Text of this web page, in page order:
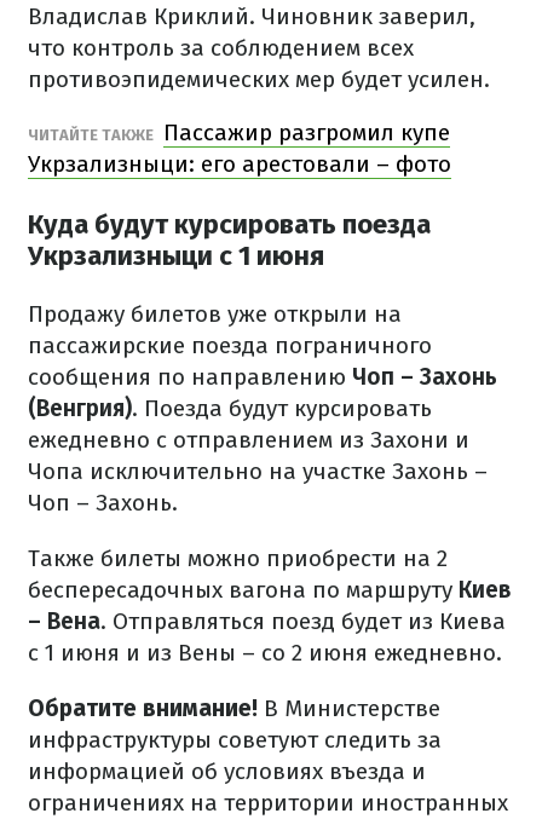
Владислав Криклий. Чиновник заверил,
что контроль за соблюдением всех
противоэпидемических мер будет усилен.
ЧИТАЙТЕ ТАКЖЕ
Пассажир разгромил купе
Укрзализныци: его арестовали – фото
Куда будут курсировать поезда
Укрзализныци с 1 июня
Продажу билетов уже открыли на
пассажирские поезда пограничного
сообщения по направлению Чоп – Захонь
(Венгрия). Поезда будут курсировать
ежедневно с отправлением из Захони и
Чопа исключительно на участке Захонь –
Чоп – Захонь.
Также билеты можно приобрести на 2
беспересадочных вагона по маршруту Киев
– Вена. Отправляться поезд будет из Киева
с 1 июня и из Вены – со 2 июня ежедневно.
Обратите внимание! В Министерстве
инфраструктуры советуют следить за
информацией об условиях въезда и
ограничениях на территории иностранных